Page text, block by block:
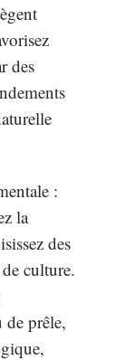
des
:
la
des
culture.
de prêle,